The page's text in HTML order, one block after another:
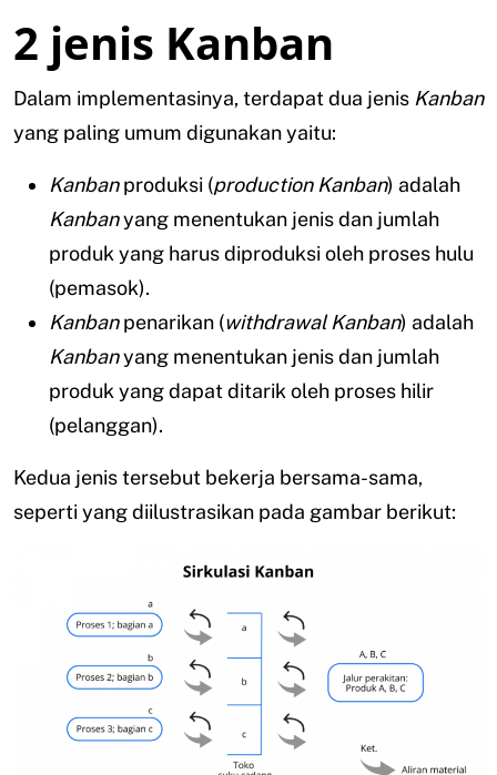
2 jenis Kanban
Dalam implementasinya, terdapat dua jenis Kanban
yang paling umum digunakan yaitu:
Kanbanproduksi (production Kanban) adalah
Kanbanyang menentukan jenis dan jumlah
produk yang harus diproduksi oleh proses hulu
(pemasok).
Kanbanpenarikan (withdrawal Kanban) adalah
Kanbanyang menentukan jenis dan jumlah
produk yang dapat ditarik oleh proses hilir
(pelanggan).
Kedua jenis tersebut bekerja bersama-sama,
seperti yang diilustrasikan pada gambar berikut: